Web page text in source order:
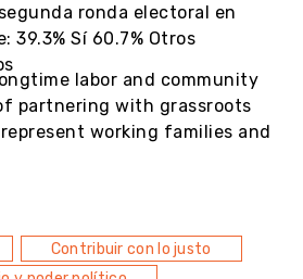
ronda electoral en
39.3% Sí 60.7% Otros
labor and community
partnering with grassroots
working families and
Contribuir con lo justo